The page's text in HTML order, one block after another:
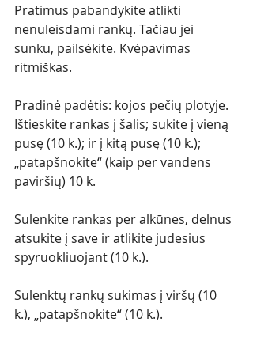
Pratimus pabandykite atlikti
nenuleisdami rankų. Tačiau jei
sunku, pailsėkite. Kvėpavimas
ritmiškas.
Pradinė padėtis: kojos pečių plotyje.
Ištieskite rankas į šalis; sukite į vieną
pusę (10 k.); ir į kitą pusę (10 k.);
„patapšnokite“ (kaip per vandens
paviršių) 10 k.
Sulenkite rankas per alkūnes, delnus
atsukite į save ir atlikite judesius
spyruokliuojant (10 k.).
Sulenktų rankų sukimas į viršų (10
k.), „patapšnokite“ (10 k.).